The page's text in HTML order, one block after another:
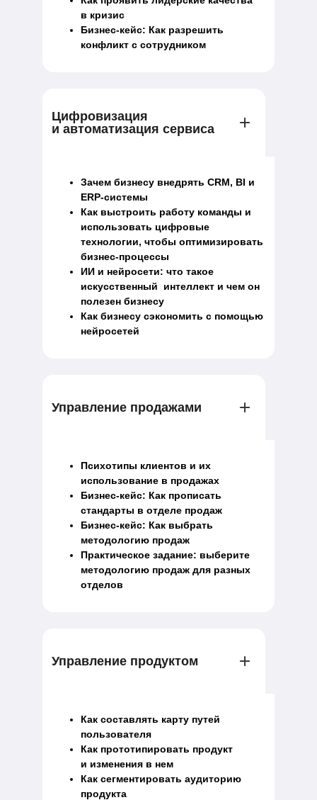
в кризис
Бизнес-кейс: Как разрешить
конфликт с сотрудником
Цифровизация
и автоматизация сервиса
Зачем бизнесу внедрять CRM, BI и
ERP-системы
Как выстроить работу команды и
использовать цифровые
технологии, чтобы оптимизировать
бизнес-процессы
ИИ и нейросети: что такое
искусственный интеллект и чем он
полезен бизнесу
Как бизнесу сэкономить с помощью
нейросетей
Управление продажами
Психотипы клиентов и их
использование в продажах
Бизнес-кейс: Как прописать
стандарты в отделе продаж
Бизнес-кейс: Как выбрать
методологию продаж
Практическое задание: выберите
методологию продаж для разных
отделов
Управление продуктом
Как составлять карту путей
пользователя
Как прототипировать продукт
и изменения в нем
Как сегментировать аудиторию
продукта